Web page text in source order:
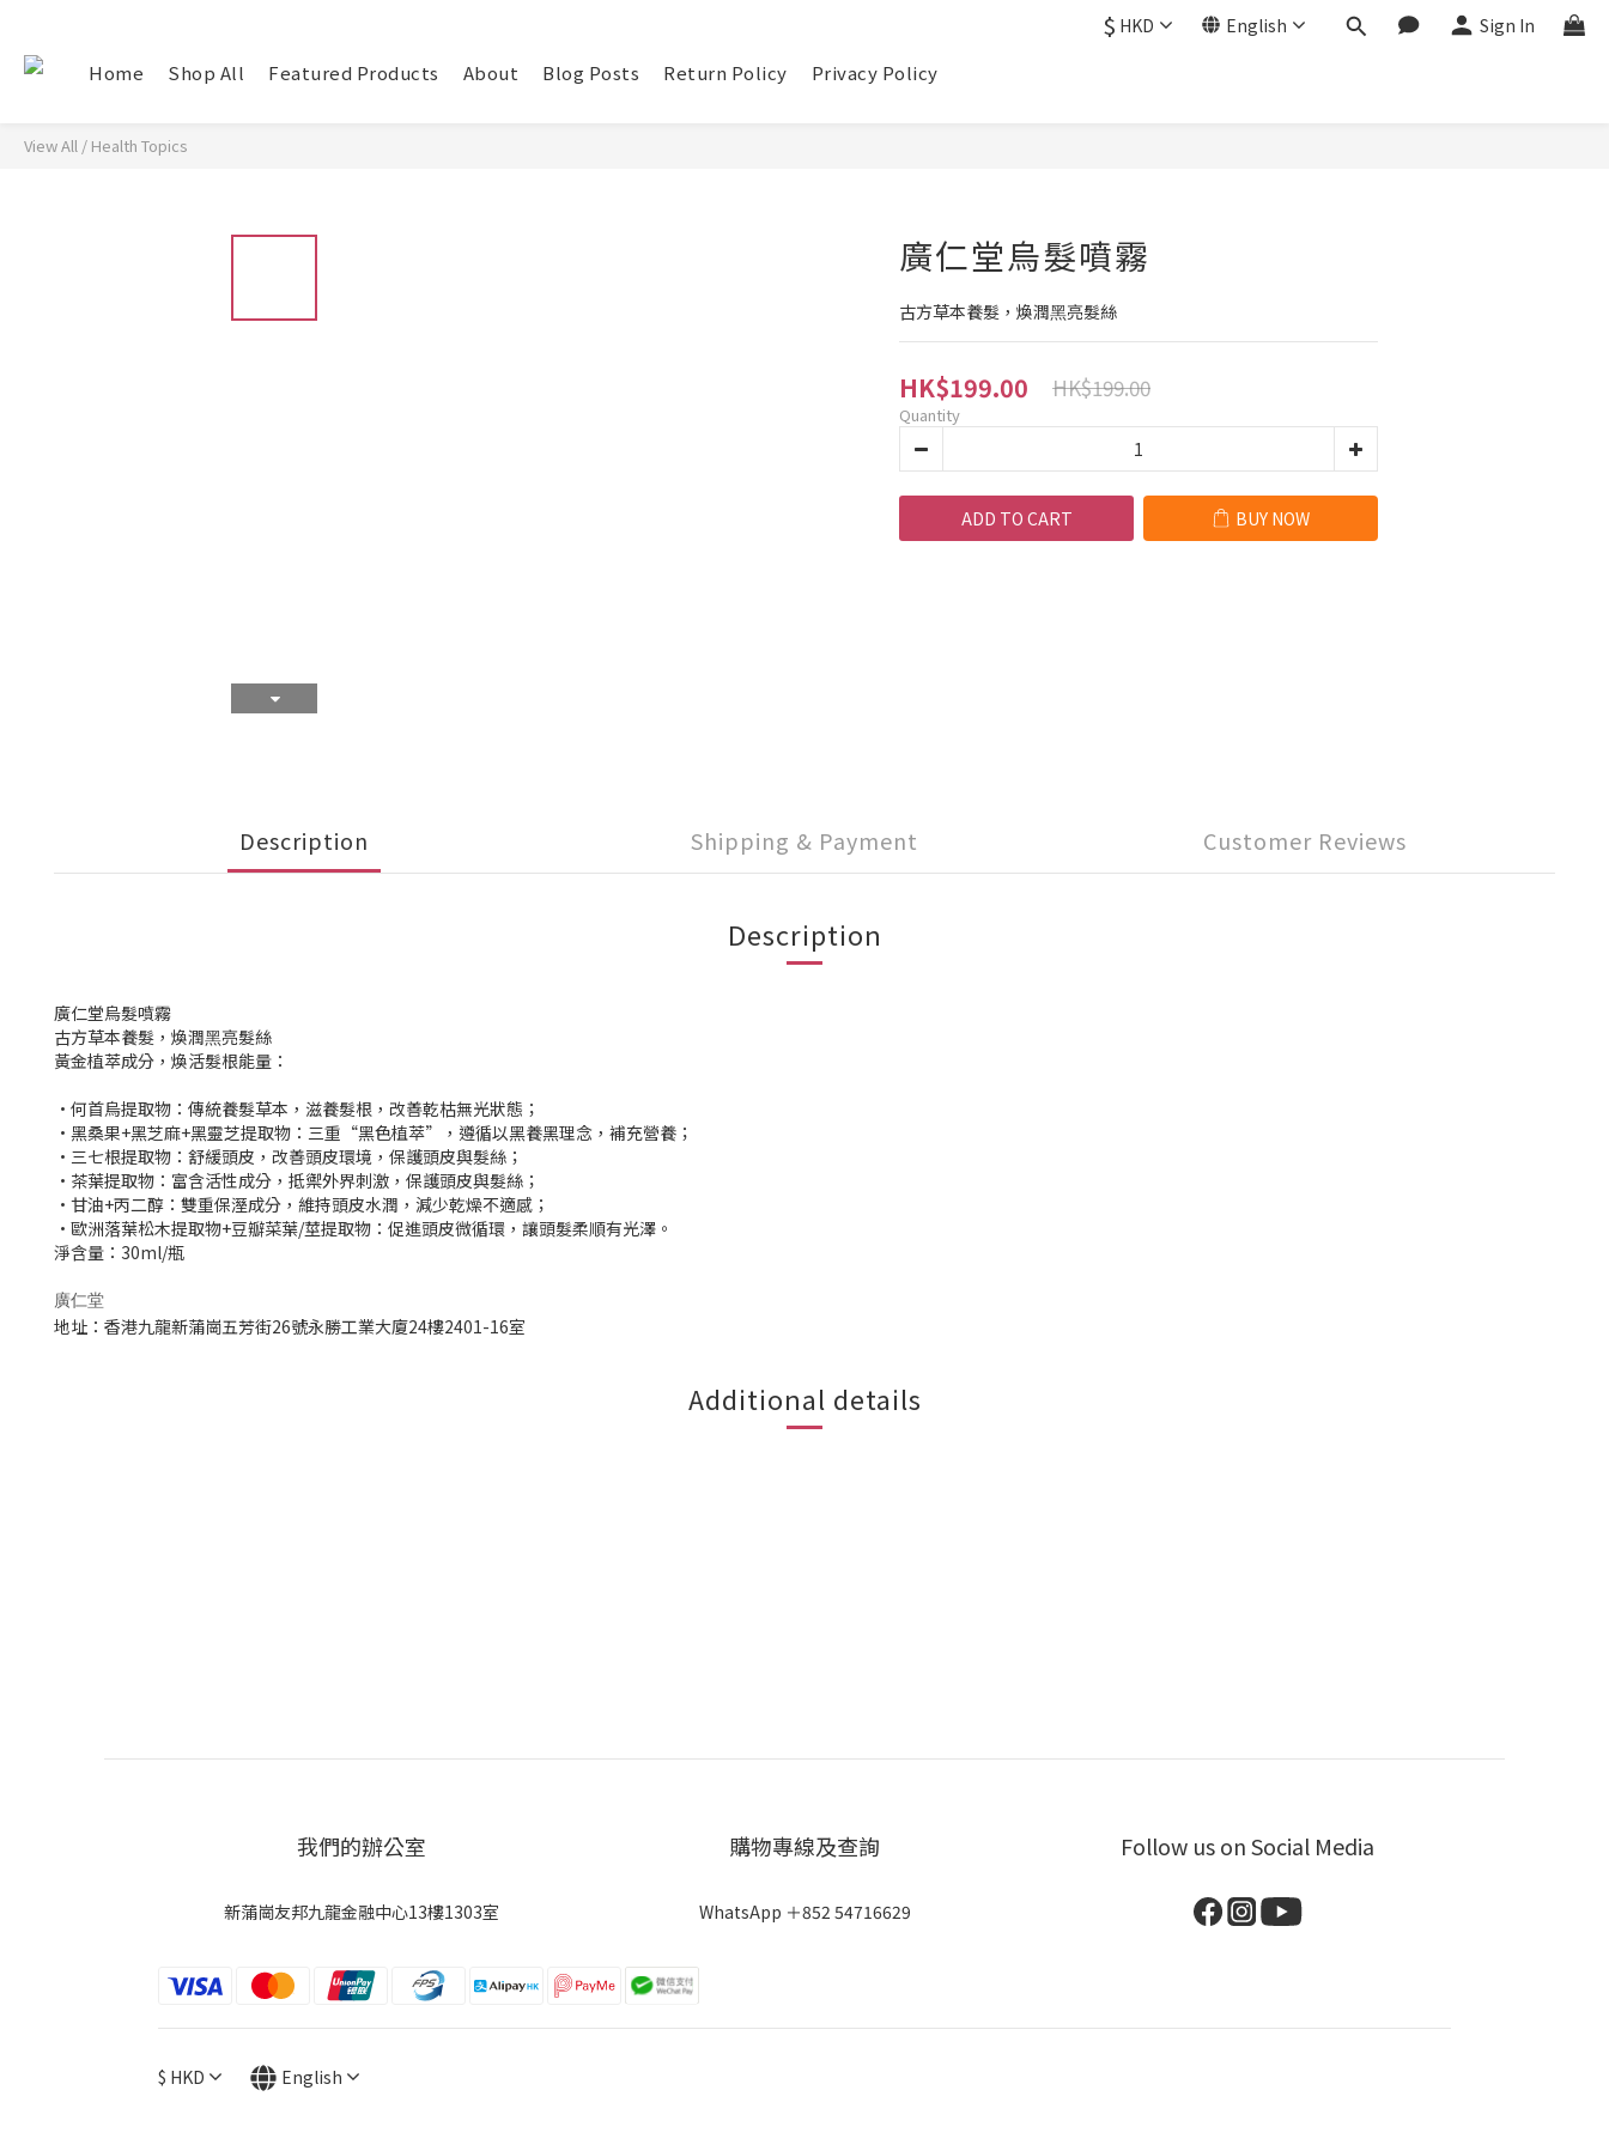
$ HKD English Sign In
Home Shop All Featured Products About Blog Posts Return Policy Privacy Policy
View All / Health Topics
廣仁堂烏髮噴霧
古⽅草本養髮，煥潤⿊亮髮絲
HK$199.00 HK$199.00
Quantity
ADD TO CART BUY NOW
Description Shipping & Payment Customer Reviews
Description
廣仁堂烏髮噴霧
古⽅草本養髮，煥潤⿊亮髮絲
黃金植萃成分，煥活髮根能量：
·何首烏提取物：傳統養髮草本，滋養髮根，改善乾枯無光狀態；
·黑桑果+黑芝麻+黑靈芝提取物：三重“黑色植萃”，遵循以黑養黑理念，補充營養；
·三七根提取物：舒緩頭皮，改善頭皮環境，保護頭皮與髮絲；
·茶葉提取物：富含活性成分，抵禦外界刺激，保護頭皮與髮絲；
·甘油+丙二醇：雙重保溼成分，維持頭皮水潤，減少乾燥不適感；
·歐洲落葉松木提取物+豆瓣菜葉/莖提取物：促進頭皮微循環，讓頭髮柔順有光澤。
淨含量： 30ml/瓶
廣仁堂
地址：香港九龍新蒲崗五芳街26號永勝工業大廈24樓2401-16室
Additional details
我們的辦公室
新蒲崗友邦九龍金融中心13樓1303室
購物專線及查詢
WhatsApp ＋852 54716629
Follow us on Social Media
$ HKD English